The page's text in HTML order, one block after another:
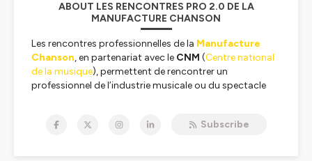
ABOUT LES RENCONTRES PRO 2.0 DE LA
MANUFACTURE CHANSON
Les rencontres professionnelles de la Manufacture
Chanson, en partenariat avec le CNM (Centre national
de la musique), permettent de rencontrer un
professionnel de l’industrie musicale ou du spectacle
Subscribe